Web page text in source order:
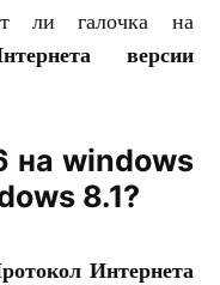
ли галочка на
версии
на windows
8.1?
Интернета